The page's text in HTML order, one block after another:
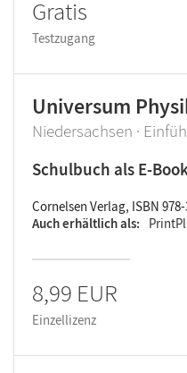
Gratis
Testzugang
Universum
Niedersachsen ·
Schulbuch als E-
Cornelsen Verlag, ISBN
Auch erhältlich als
8,99 EUR
Einzellizenz